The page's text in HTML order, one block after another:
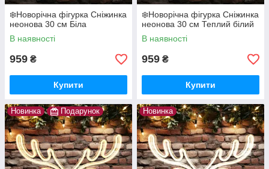
❄️Новорічна фігурка Сніжинка
неонова 30 см Біла
В наявності
959 ₴
Купити
❄️Новорічна фігурка Сніжинка
неонова 30 см Теплий білий
В наявності
959 ₴
Купити
Новинка Подарунок Новинка